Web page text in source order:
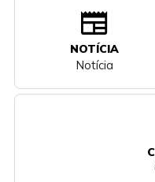
newspaper
NOTÍCIA
Notícia